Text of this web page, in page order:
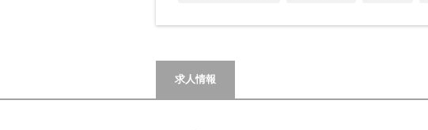
求人情報